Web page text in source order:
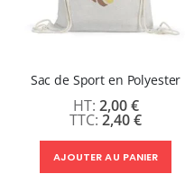
Sac de Sport en Polyester
2,40 €
2,00 €
AJOUTER AU PANIER